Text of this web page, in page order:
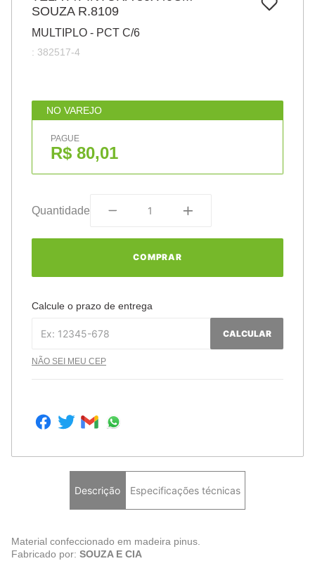
SOUZA R.8109
MULTIPLO - PCT C/6
: 382517-4
NO VAREJO
PAGUE
R$ 80,01
Quantidade
COMPRAR
Calcule o prazo de entrega
CALCULAR
NÃO SEI MEU CEP
Descrição Especificações técnicas
Material confeccionado em madeira pinus.
Fabricado por: SOUZA E CIA
papel
cola
barbante